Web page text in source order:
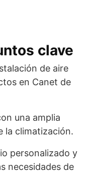
clave
de aire
en Canet de
una amplia
la climatización.
personalizado y
necesidades de